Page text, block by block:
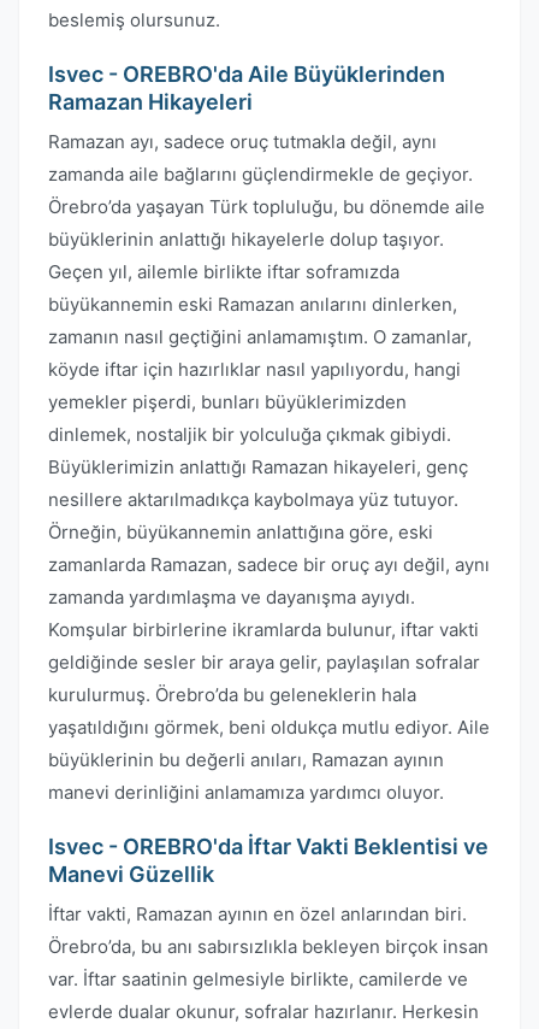
beslemiş olursunuz.
Isvec - OREBRO'da Aile Büyüklerinden
Ramazan Hikayeleri
Ramazan ayı, sadece oruç tutmakla değil, aynı
zamanda aile bağlarını güçlendirmekle de geçiyor.
Örebro’da yaşayan Türk topluluğu, bu dönemde aile
büyüklerinin anlattığı hikayelerle dolup taşıyor.
Geçen yıl, ailemle birlikte iftar soframızda
büyükannemin eski Ramazan anılarını dinlerken,
zamanın nasıl geçtiğini anlamamıştım. O zamanlar,
köyde iftar için hazırlıklar nasıl yapılıyordu, hangi
yemekler pişerdi, bunları büyüklerimizden
dinlemek, nostaljik bir yolculuğa çıkmak gibiydi.
Büyüklerimizin anlattığı Ramazan hikayeleri, genç
nesillere aktarılmadıkça kaybolmaya yüz tutuyor.
Örneğin, büyükannemin anlattığına göre, eski
zamanlarda Ramazan, sadece bir oruç ayı değil, aynı
zamanda yardımlaşma ve dayanışma ayıydı.
Komşular birbirlerine ikramlarda bulunur, iftar vakti
geldiğinde sesler bir araya gelir, paylaşılan sofralar
kurulurmuş. Örebro’da bu geleneklerin hala
yaşatıldığını görmek, beni oldukça mutlu ediyor. Aile
büyüklerinin bu değerli anıları, Ramazan ayının
manevi derinliğini anlamamıza yardımcı oluyor.
Isvec - OREBRO'da İftar Vakti Beklentisi ve
Manevi Güzellik
İftar vakti, Ramazan ayının en özel anlarından biri.
Örebro’da, bu anı sabırsızlıkla bekleyen birçok insan
var. İftar saatinin gelmesiyle birlikte, camilerde ve
evlerde dualar okunur, sofralar hazırlanır. Herkesin